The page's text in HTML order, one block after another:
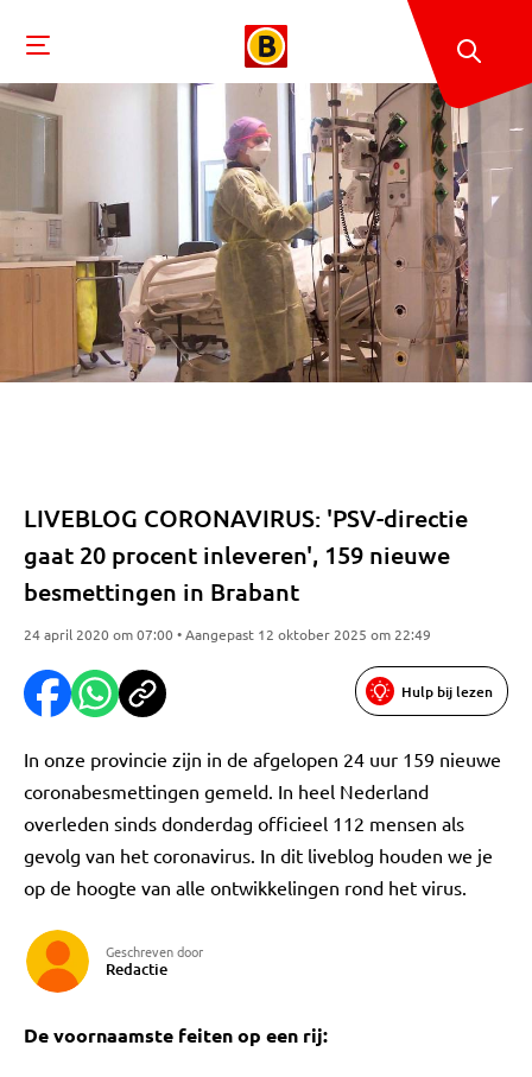
LIVEBLOG CORONAVIRUS: 'PSV-directie
gaat 20 procent inleveren', 159 nieuwe
besmettingen in Brabant
24 april 2020 om 07:00 • Aangepast 12 oktober 2025 om 22:49
Hulp bij lezen
In onze provincie zijn in de afgelopen 24 uur 159 nieuwe
coronabesmettingen gemeld. In heel Nederland
overleden sinds donderdag officieel 112 mensen als
gevolg van het coronavirus. In dit liveblog houden we je
op de hoogte van alle ontwikkelingen rond het virus.
Geschreven door
Redactie
De voornaamste feiten op een rij: